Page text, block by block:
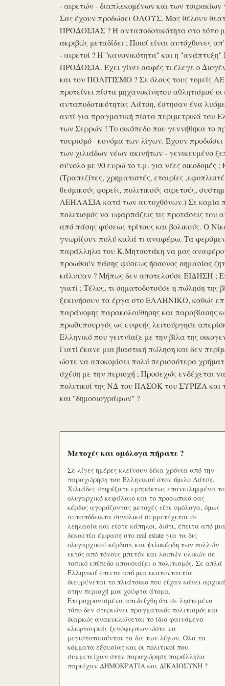
- αιρετών - διαπλεκομένων και των
Σας έχουν προδώσει ΟΛΟΥΣ. Μας θέλουν
ΠΡΟΔΟΣΙΑΣ ? Η ανταποδοτικότητα στο τόπο
ακριβώς μεταδίδει ; Ποιοί είναι αυτόχθονες
- αιρετοί ? Η ''κανονικότητα'' και η
ΠΡΟΔΟΣΙΑ. Έχει γίνει σαφές τι έλεγε ο
και τον ΠΟΛΙΤΙΣΜΟ ? Σε όλους τους τομείς
προτείνει πίστα μηχανοκίνητου αθλητισμού
ανταποδοτικότητας Λάτση, έστησαν ένα
αντί για πραγματική πίστα περιμετρικά του
των Σερρών ! Το οικόπεδο που γεννήθηκα το
τουρισμό - κονόμα των λίγων. Έχουν προδώσει
των χιλιάδων νέων ακινήτων - γενικευμένο
σύνολο με 90 ευρώ το τ.μ. για νέες
(Τραπεζίτες, χρηματιστές, εταιρίες
θεσμικούς φορείς, πολιτικούς-αιρετούς,
ΛΕΗΛΑΣΙΑ κατά των αυτοχθόνων.) Σε καμία
πολιτισμός να υφαρπάζεις τις προτάσεις
από πάσης φύσεως τρίτους και βολικούς. Ο
γνωρίζουν πολύ καλά τι αναφέρω. Τα
παράλληλα του Κ.Μητσοτάκη να μας
προωθούν πάσης φύσεως ήσσονος σημασίας
κάλυψαν ? Μήπως δεν αποτελούσε ΕΙΔΗΣΗ ;
γιατί ; Τέλος, τι σηματοδοτούσε η πώληση
ξεκινήσουν τα έργα στο ΕΛΛΗΝΙΚΟ, καθώς
παράνομης παρακολούθησης και παραβίασης
πρωθυπουργός ως ευφυής λειτούργησε
Ελληνικό που γειτνίαζε με την βίλα της
Γιατί έκανε μια βιαστική πώληση και δεν
ώστε να αποκομίσει πολύ περισσότερα
σχέση με την περιοχή ; Προσεχώς ενδέχεται
πολιτικοί της ΝΔ του ΠΑΣΟΚ του ΣΥΡΙΖΑ και
και ''δημοσιογράφων'' ?
Μετοχές και ομόλογα πήρατε ?
Σε λίγες ημέρες κλείνουν δέκα χρόνια από την
παραχώρηση του Ελληνικού στον όμιλο Λάτση.
Χιλιάδες στηρίξατε εμπράκτως επανειλημμένα το
ολιγαρχικό κεφάλαιο και το προσωπικό σας
κέρδος αγοράζοντας μετοχές είτε ομόλογα, όμως
αυταπόδεικτα συνολικά συμμετέχεται σε
λεηλασία και είστε κάπηλοι, διότι, έπειτα από μια
δεκαετία έμφαση στο real estate για τα δις
ολιγαρχικού κέρδους και ψιλοκέρδη των πολλών
εκτός από τόνους μπετόν και λοιπών υλικών σε
τοπικό επίπεδο απουσιάζει ο πολιτισμός. Σε απλά
Ελληνικά έπειτα από μια εκατονταετία
διευρύνεται το πλιάτσικο που είχαν κάνει αρχικά
στην περιοχή μια χούφτα άτομα.
Ετεροχρονισμένα απεδείχθη ότι σε ληστεμένο
τόπο δεν στεριώνει πραγματικός πολιτισμός και
διαρκώς ανακυκλώνεται το ίδιο φαινόμενο
κλεφτουριάς ξενόφερτων ώστε να
μεγιστοποιούνται τα δις των λίγων. Όλα τα
κόμματα εξουσίας και οι πολιτικοί που
συμμετείχαν στην παραχώρηση παράλληλα
παρείχαν ΔΗΜΟΚΡΑΤΙΑ και ΔΙΚΑΙΟΣΥΝΗ ?